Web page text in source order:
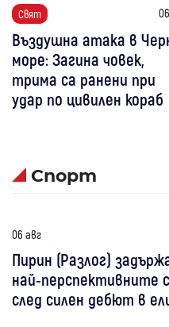
Свят
Въздушна атака в
море: Загина човек,
трима са ранени при
удар по цивилен кораб
Спорт
06 авг
Пирин (Разлог)
най-перспективните
след силен дебют в